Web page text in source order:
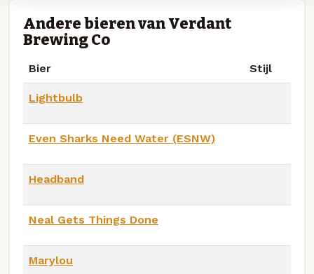
Andere bieren van Verdant
Brewing Co
Bier Stijl
Lightbulb
Even Sharks Need Water (ESNW)
Headband
Neal Gets Things Done
Marylou